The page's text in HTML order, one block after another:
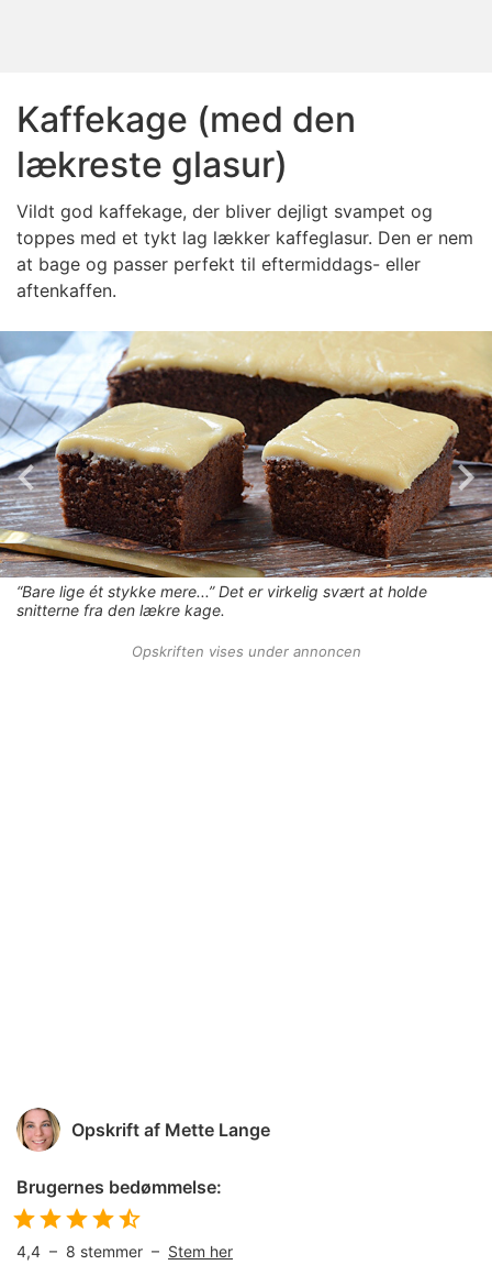
Kaffekage (med den
lækreste glasur)
Vildt god kaffekage, der bliver dejligt svampet og
toppes med et tykt lag lækker kaffeglasur. Den er nem
at bage og passer perfekt til eftermiddags- eller
aftenkaffen.
“Bare lige ét stykke mere...” Det er virkelig svært at holde
snitterne fra den lækre kage.
Opskriften vises under annoncen
Opskrift af Mette Lange
Brugernes bedømmelse:
4,4 – 8 stemmer – Stem her